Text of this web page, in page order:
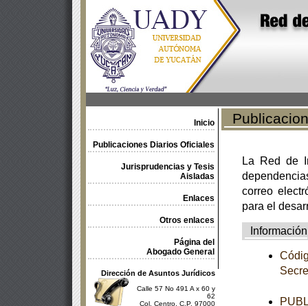
Inicio
Publicaciones Diarios Oficiales
Jurisprudencias y Tesis
Aisladas
Enlaces
Otros enlaces
Página del
Abogado General
Dirección de Asuntos Jurídicos
Calle 57 No 491 A x 60 y
62
Col. Centro, C.P. 97000
La Red de
correo
para el
Información